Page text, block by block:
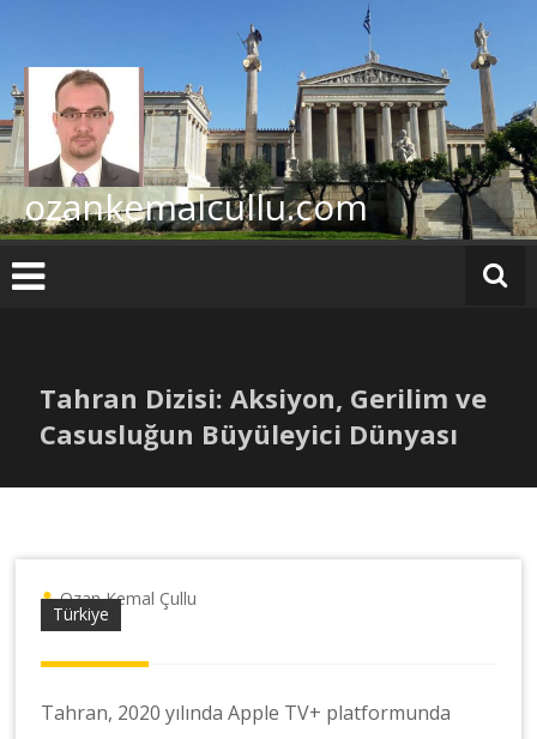
ozankemalcullu.com
Tahran Dizisi: Aksiyon, Gerilim ve
Casusluğun Büyüleyici Dünyası
Türkiye
Ozan Kemal Çullu
Tahran, 2020 yılında Apple TV+ platformunda